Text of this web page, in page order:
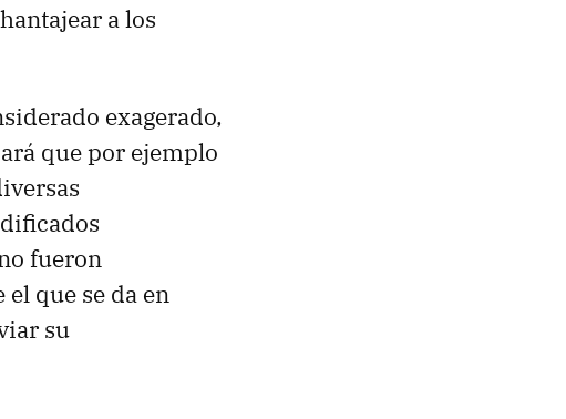
a los
exagerado,
que por ejemplo
fueron
que se da en
su